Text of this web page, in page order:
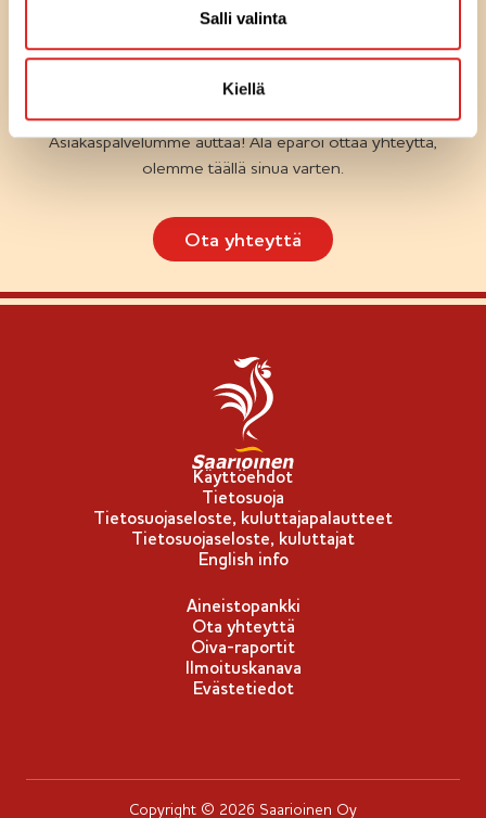
Salli valinta
Kiellä
KYSYTTÄVÄÄ TUOTTEISTA TAI
RESEPTEISTÄ
Asiakaspalvelumme auttaa! Älä epäröi ottaa yhteyttä,
olemme täällä sinua varten.
Ota yhteyttä
Käyttöehdot
Tietosuoja
Tietosuojaseloste, kuluttajapalautteet
Tietosuojaseloste, kuluttajat
English info
Aineistopankki
Ota yhteyttä
Oiva-raportit
Ilmoituskanava
Evästetiedot
Copyright © 2026 Saarioinen Oy